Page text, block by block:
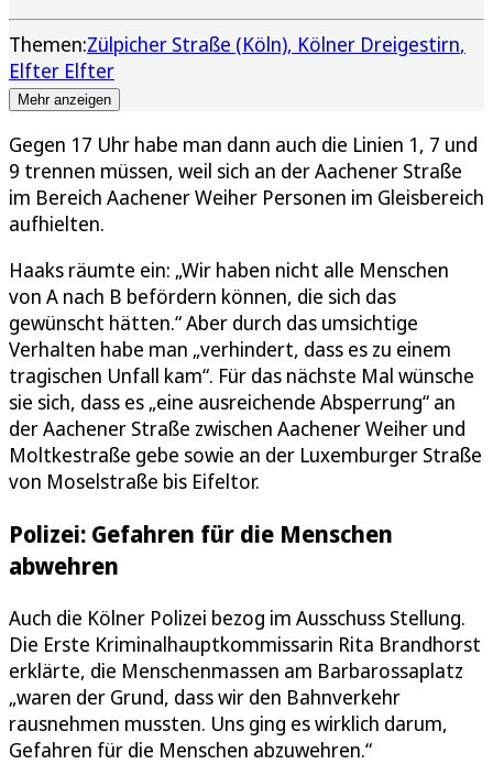
Themen:Zülpicher Straße (Köln) Kölner Dreigestirn
Elfter Elfter
Mehr anzeigen
Gegen 17 Uhr habe man dann auch die Linien 1, 7 und
9 trennen müssen, weil sich an der Aachener Straße
im Bereich Aachener Weiher Personen im Gleisbereich
aufhielten.
Haaks räumte ein: „Wir haben nicht alle Menschen
von A nach B befördern können, die sich das
gewünscht hätten.“ Aber durch das umsichtige
Verhalten habe man „verhindert, dass es zu einem
tragischen Unfall kam“. Für das nächste Mal wünsche
sie sich, dass es „eine ausreichende Absperrung“ an
der Aachener Straße zwischen Aachener Weiher und
Moltkestraße gebe sowie an der Luxemburger Straße
von Moselstraße bis Eifeltor.
Polizei: Gefahren für die Menschen
abwehren
Auch die Kölner Polizei bezog im Ausschuss Stellung.
Die Erste Kriminalhauptkommissarin Rita Brandhorst
erklärte, die Menschenmassen am Barbarossaplatz
„waren der Grund, dass wir den Bahnverkehr
rausnehmen mussten. Uns ging es wirklich darum,
Gefahren für die Menschen abzuwehren.“